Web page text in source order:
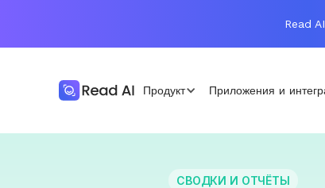
Read
Продукт Приложения и
СВОДКИ И ОТЧЁТЫ